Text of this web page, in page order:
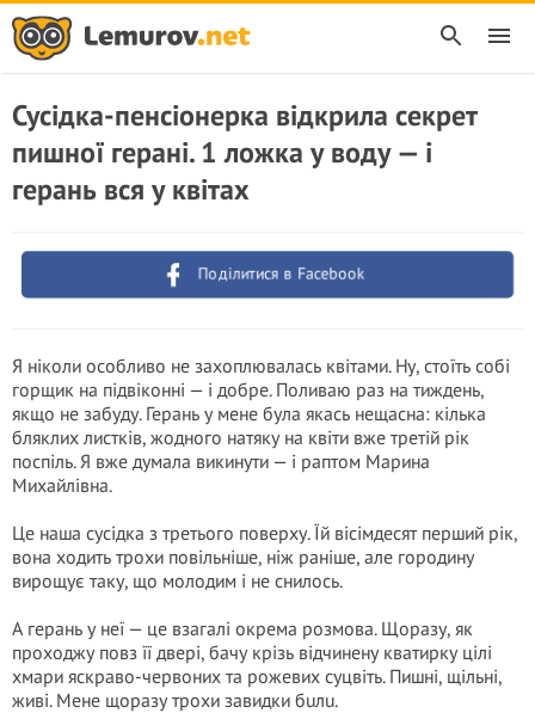
Сусідка-пенсіонерка відкрила секрет
пишної герані. 1 ложка у воду — і
герань вся у квітах
Поділитися в Facebook
Я ніколи особливо не захоплювалась квітами. Ну, стоїть собі
горщик на підвіконні — і добре. Поливаю раз на тиждень,
якщо не забуду. Герань у мене була якась нещасна: кілька
бляклих листків, жодного натяку на квіти вже третій рік
поспіль. Я вже думала викинути — і раптом Марина
Михайлівна.
Це наша сусідка з третього поверху. Їй вісімдесят перший рік,
вона ходить трохи повільніше, ніж раніше, але городину
вирощує таку, що молодим і не снилось.
А герань у неї — це взагалі окрема розмова. Щоразу, як
проходжу повз її двері, бачу крізь відчинену кватирку цілі
хмари яскраво-червоних та рожевих суцвіть. Пишні, щільні,
живі. Мене щоразу трохи завидки бuлu.